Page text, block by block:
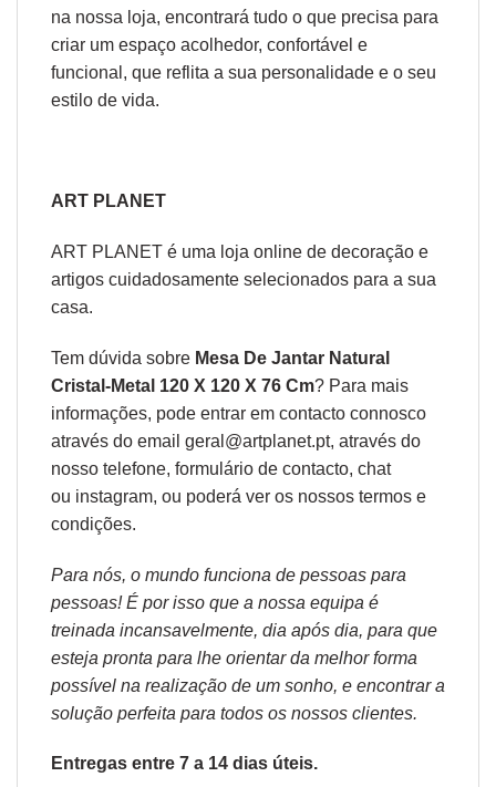
na nossa loja, encontrará tudo o que precisa para
criar um espaço acolhedor, confortável e
funcional, que reflita a sua personalidade e o seu
estilo de vida.
ART PLANET
ART PLANET é uma loja online de decoração e
artigos cuidadosamente selecionados para a sua
casa.
Tem dúvida sobre Mesa De Jantar Natural
Cristal-Metal 120 X 120 X 76 Cm? Para mais
informações, pode entrar em contacto connosco
através do email geral@artplanet.pt, através do
nosso telefone, formulário de contacto, chat
ou instagram, ou poderá ver os nossos termos e
condições.
Para nós, o mundo funciona de pessoas para
pessoas! É por isso que a nossa equipa é
treinada incansavelmente, dia após dia, para que
esteja pronta para lhe orientar da melhor forma
possível na realização de um sonho, e encontrar a
solução perfeita para todos os nossos clientes.
Entregas entre 7 a 14 dias úteis.